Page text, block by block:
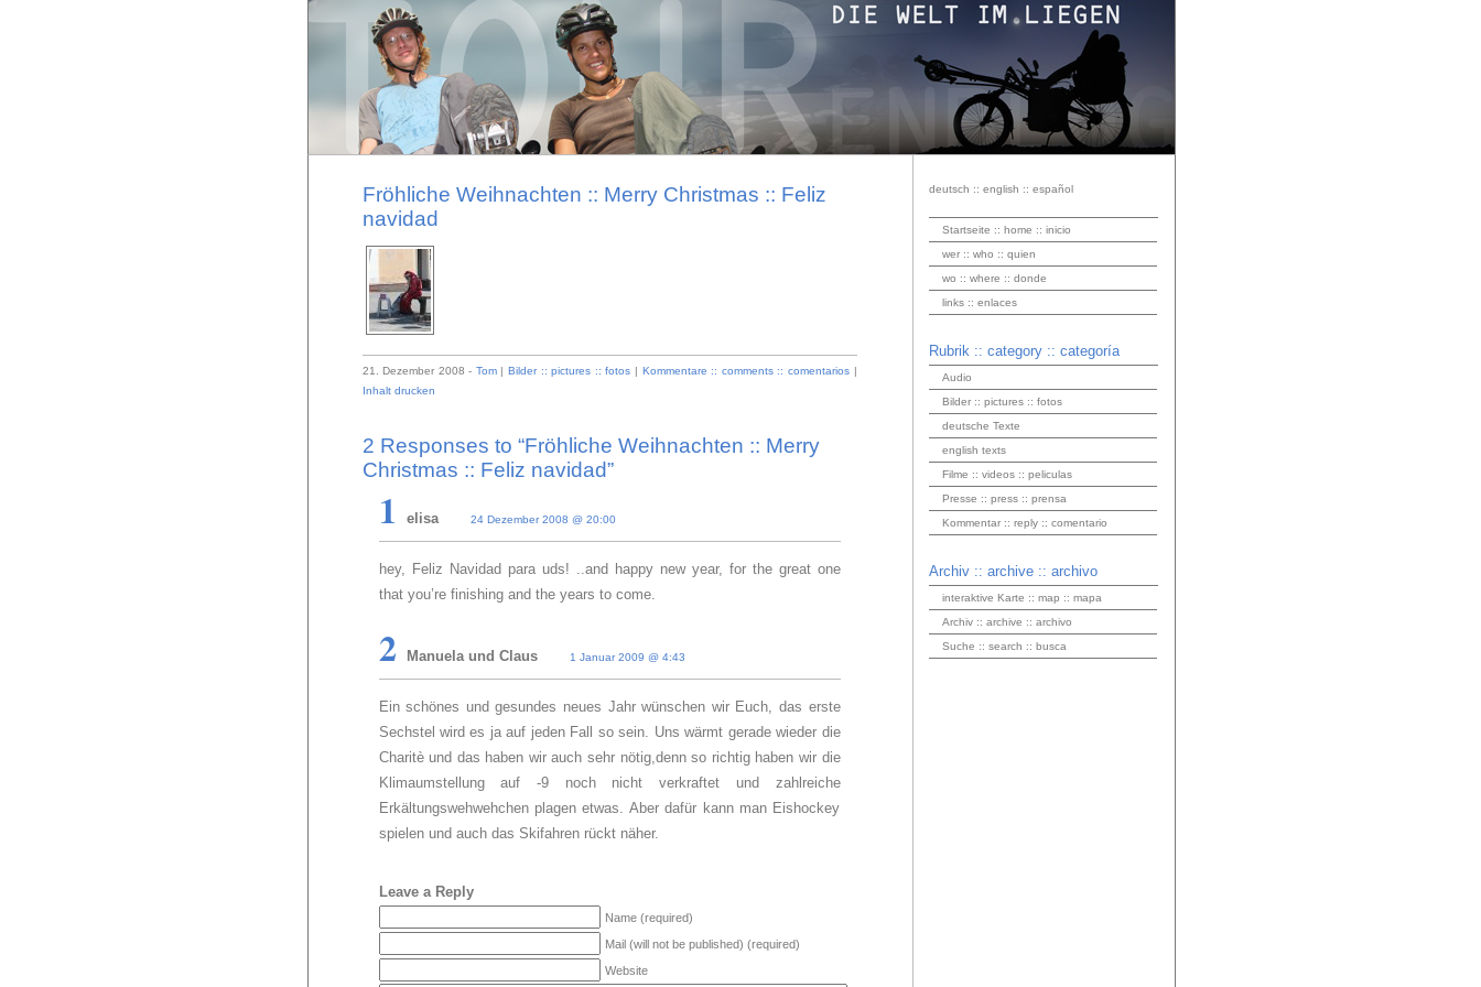
Fröhliche Weihnachten :: Merry Christmas :: Feliz
navidad
21. Dezember 2008 - Tom|Bilder :: pictures :: fotos | Kommentare :: comments :: comentarios|
Inhalt drucken
2 Responses to “Fröhliche Weihnachten :: Merry
Christmas :: Feliz navidad”
1 elisa 24 Dezember 2008 @ 20:00
hey, Feliz Navidad para uds! ..and happy new year, for the great one
that you’re finishing and the years to come.
2 Manuela und Claus 1 Januar 2009 @ 4:43
Ein schönes und gesundes neues Jahr wünschen wir Euch, das erste
Sechstel wird es ja auf jeden Fall so sein. Uns wärmt gerade wieder die
Charitè und das haben wir auch sehr nötig,denn so richtig haben wir die
Klimaumstellung auf -9 noch nicht verkraftet und zahlreiche
Erkältungswehwehchen plagen etwas. Aber dafür kann man Eishockey
spielen und auch das Skifahren rückt näher.
Leave a Reply
Name (required)
Mail (will not be published) (required)
Website
deutsch :: english :: español
Startseite :: home :: inicio
wer :: who :: quien
wo :: where :: donde
links :: enlaces
Rubrik :: category :: categoría
Audio
Bilder :: pictures :: fotos
deutsche Texte
english texts
Filme :: videos :: peliculas
Presse :: press :: prensa
Kommentar :: reply :: comentario
Archiv :: archive :: archivo
interaktive Karte :: map :: mapa
Archiv :: archive :: archivo
Suche :: search :: busca